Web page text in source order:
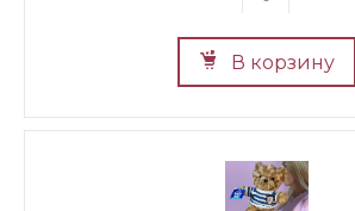
В корзину